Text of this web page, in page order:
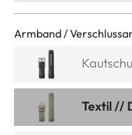
Armband /
Textil //